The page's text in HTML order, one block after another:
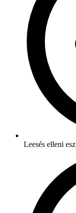
Leesés elleni